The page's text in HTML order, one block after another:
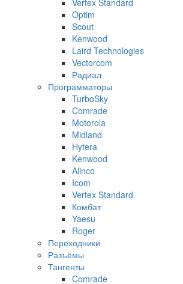
Optim
Scout
Kenwood
Laird Technologies
Vectorcom
Радиал
Программаторы
TurboSky
Comrade
Motorola
Midland
Hytera
Kenwood
Alinco
Icom
Vertex Standard
Комбат
Yaesu
Roger
Переходники
Разъёмы
Тангенты
Comrade